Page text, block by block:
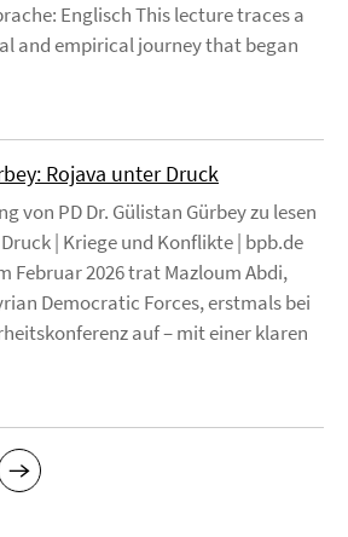
Englisch This lecture traces a
and empirical journey that began
Rojava unter Druck
von PD Dr. Gülistan Gürbey zu lesen
| Kriege und Konflikte | bpb.de
Februar 2026 trat Mazloum Abdi,
Democratic Forces, erstmals bei
auf – mit einer klaren